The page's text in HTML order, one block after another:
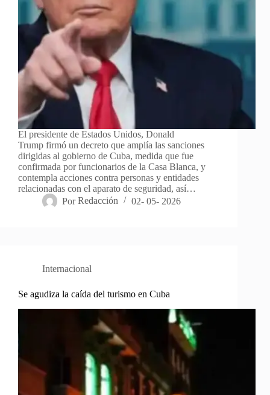
El presidente de Estados Unidos, Donald
Trump firmó un decreto que amplía las sanciones
dirigidas al gobierno de Cuba, medida que fue
confirmada por funcionarios de la Casa Blanca, y
contempla acciones contra personas y entidades
relacionadas con el aparato de seguridad, así…
Por Redacción 02- 05- 2026
Internacional
Se agudiza la caída del turismo en Cuba